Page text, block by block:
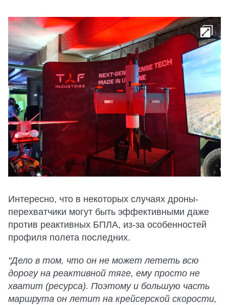
Интересно, что в некоторых случаях дроны-
перехватчики могут быть эффективными даже
против реактивных БПЛА, из-за особенностей
профиля полета последних.
"Дело в том, что он не может лететь всю
дорогу на реактивной тяге, ему просто не
хватит (ресурса). Поэтому и большую часть
маршрута он летит на крейсерской скорости,